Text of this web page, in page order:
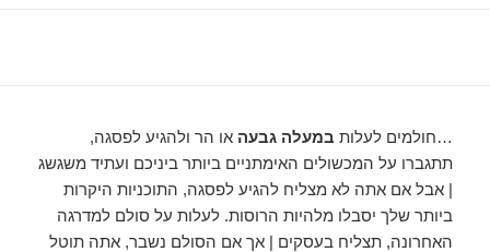
…חולמים לעלות במעלה גבעה או הר ולהגיע לפסגה,
תתגברו על המכשולים האימתניים ביותר ביניכם ועתיד משגשג
| אבל אם אתה לא מצליח להגיע לפסגה, התוכניות היקרות
ביותר שלך יסבלו מלהיות הרוסות. לעלות על סולם למדרגה
האחרונה, תצליח בעסקים | אך אם הסולם נשבר, אתה תוטל